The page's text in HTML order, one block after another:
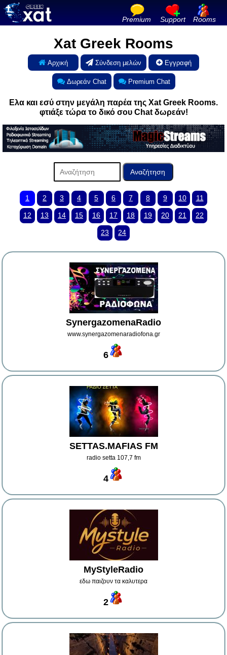
Premium Support Rooms
Xat Greek Rooms
Αρχική Σύνδεση μελών Εγγραφή
Δωρεάν Chat Premium Chat
Ελα και εσύ στην μεγάλη παρέα της Xat Greek Rooms.
φτιάξε τώρα το δικό σου Chat δωρεάν!
1 2 3 4 5 6 7 8 9 10 11
12 13 14 15 16 17 18 19 20 21 22
23 24
SynergazomenaRadio
www.synergazomenaradiofona.gr
6
SETTAS.MAFIAS FM
radio setta 107,7 fm
4
MyStyleRadio
εδω παιζουν τα καλυτερα
2